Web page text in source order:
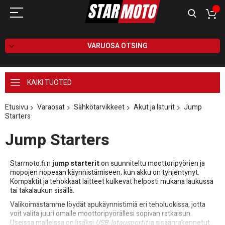
VARUOSA OTSING
KAIKI TUOTED
Etusivu Varaosat Sähkötarvikkeet Akut ja laturit
Jump
Starters
Jump Starters
Starmoto.fi:n jump starteriton suunniteltu moottoripyörien ja
mopo­jen nopeaan käynnistämiseen, kun akku on tyhjentynyt.
Kompaktit ja tehokkaat laitteet kulkevat helposti mukana laukussa
tai takalaukun sisällä.
Valikoimastamme löydät apukäynnistimiä eri teholuokissa, jotta
voit valita juuri omalle moottoripyörällesi sopivan ratkaisun.
Useissa malleissa on lisäksi USB-latausportitja sisäänrakennetut